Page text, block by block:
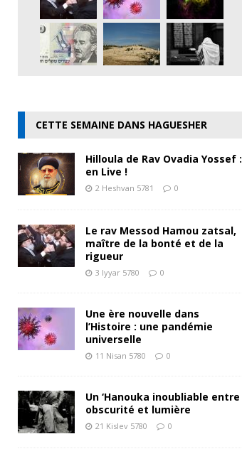
CETTE SEMAINE DANS HAGUESHER
Hilloula de Rav Ovadia Yossef :
en Live !
2 Heshvan 5781 0
Le rav Messod Hamou zatsal,
maître de la bonté et de la
rigueur
3 Iyyar 5780 0
Une ère nouvelle dans
l’Histoire : une pandémie
universelle
11 Nisan 5780 0
Un ‘Hanouka inoubliable entre
obscurité et lumière
21 Kislev 5780 0